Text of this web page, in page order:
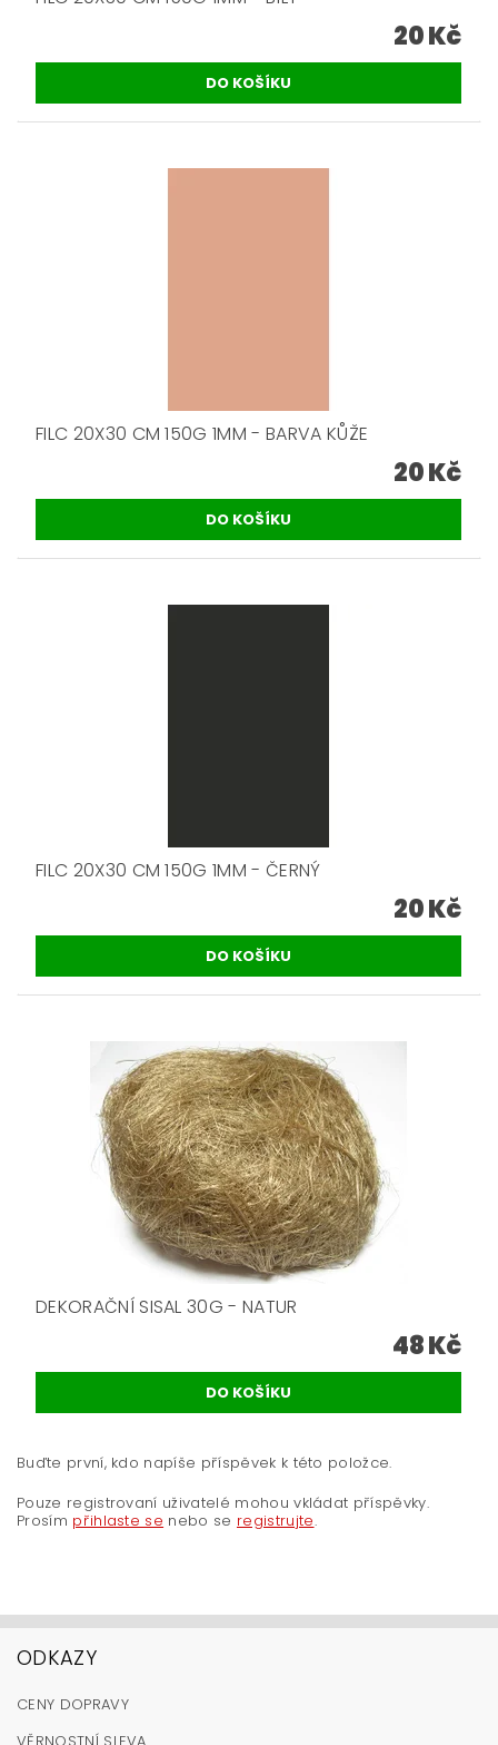
20 Kč
FILC 20X30 CM 150G 1MM - BARVA KŮŽE
20 Kč
FILC 20X30 CM 150G 1MM - ČERNÝ
20 Kč
DEKORAČNÍ SISAL 30G - NATUR
48 Kč
Buďte první, kdo napíše příspěvek k této položce.
Pouze registrovaní uživatelé mohou vkládat příspěvky.
Prosím přihlaste se nebo se registrujte.
ODKAZY
CENY DOPRAVY